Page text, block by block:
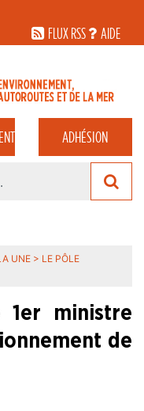
FLUX RSS
AIDE
ADHÉSION
UNE > LE PÔLE
1er ministre
de